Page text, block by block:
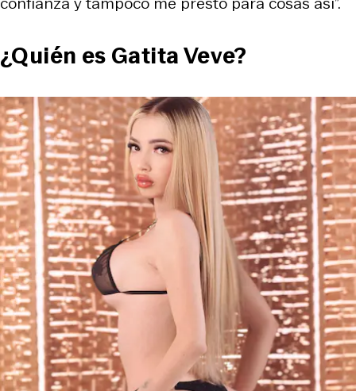
¿Quién es Gatita Veve?